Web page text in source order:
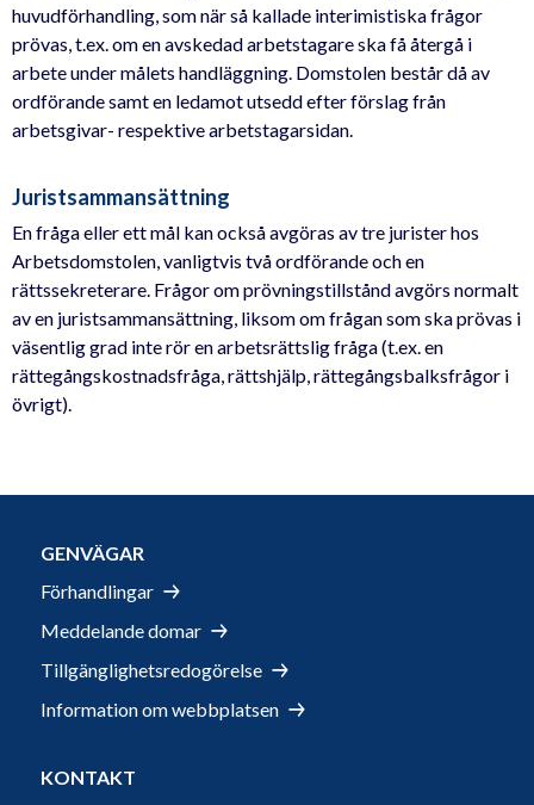
huvudförhandling, som när så kallade interimistiska frågor
prövas, t.ex. om en avskedad arbetstagare ska få återgå i
arbete under målets handläggning. Domstolen består då av
ordförande samt en ledamot utsedd efter förslag från
arbetsgivar- respektive arbetstagarsidan.
Juristsammansättning
En fråga eller ett mål kan också avgöras av tre jurister hos
Arbetsdomstolen, vanligtvis två ordförande och en
rättssekreterare. Frågor om prövningstillstånd avgörs normalt
av en juristsammansättning, liksom om frågan som ska prövas i
väsentlig grad inte rör en arbetsrättslig fråga (t.ex. en
rättegångskostnadsfråga, rättshjälp, rättegångsbalksfrågor i
övrigt).
GENVÄGAR
Förhandlingar
Meddelande domar
Tillgänglighetsredogörelse
Information om webbplatsen
KONTAKT